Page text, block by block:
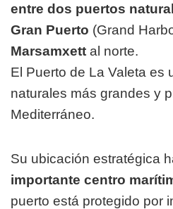
entre dos puertos
Gran Puerto (Grand
Marsamxett al norte.
El Puerto de La Valeta es
naturales más grandes y
Mediterráneo.
Su ubicación estratégica
importante centro
puerto está protegido por